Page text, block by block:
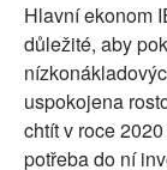
Hlavní ekonom
důležité, aby
uspokojena
chtít v roce
potřeba do ní